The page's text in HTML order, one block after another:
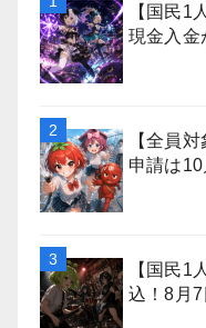
【国民1
現金入金
【全員
申請は
【国民1
込！8月